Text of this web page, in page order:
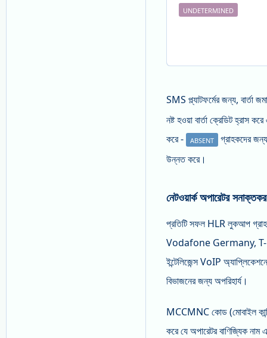
UNDETERMINED
SMS প্ল্যাটফর্মের জন্য, বার্তা
নষ্ট হওয়া বার্তা ক্রেডিট হ্রাস
করে -
ABSENT
গ্রাহকদের জন্য
উন্নত করে।
নেটওয়ার্ক অপারেটর
প্রতিটি সফল HLR লুকআপ
Vodafone Germany, T-
ইন্টেলিজেন্স VoIP অ্যাপ্লিকেশনে
বিভাজনের জন্য অপরিহার্য।
MCCMNC কোড (মোবাইল
করে যে অপারেটর বাণিজ্যিক নাম